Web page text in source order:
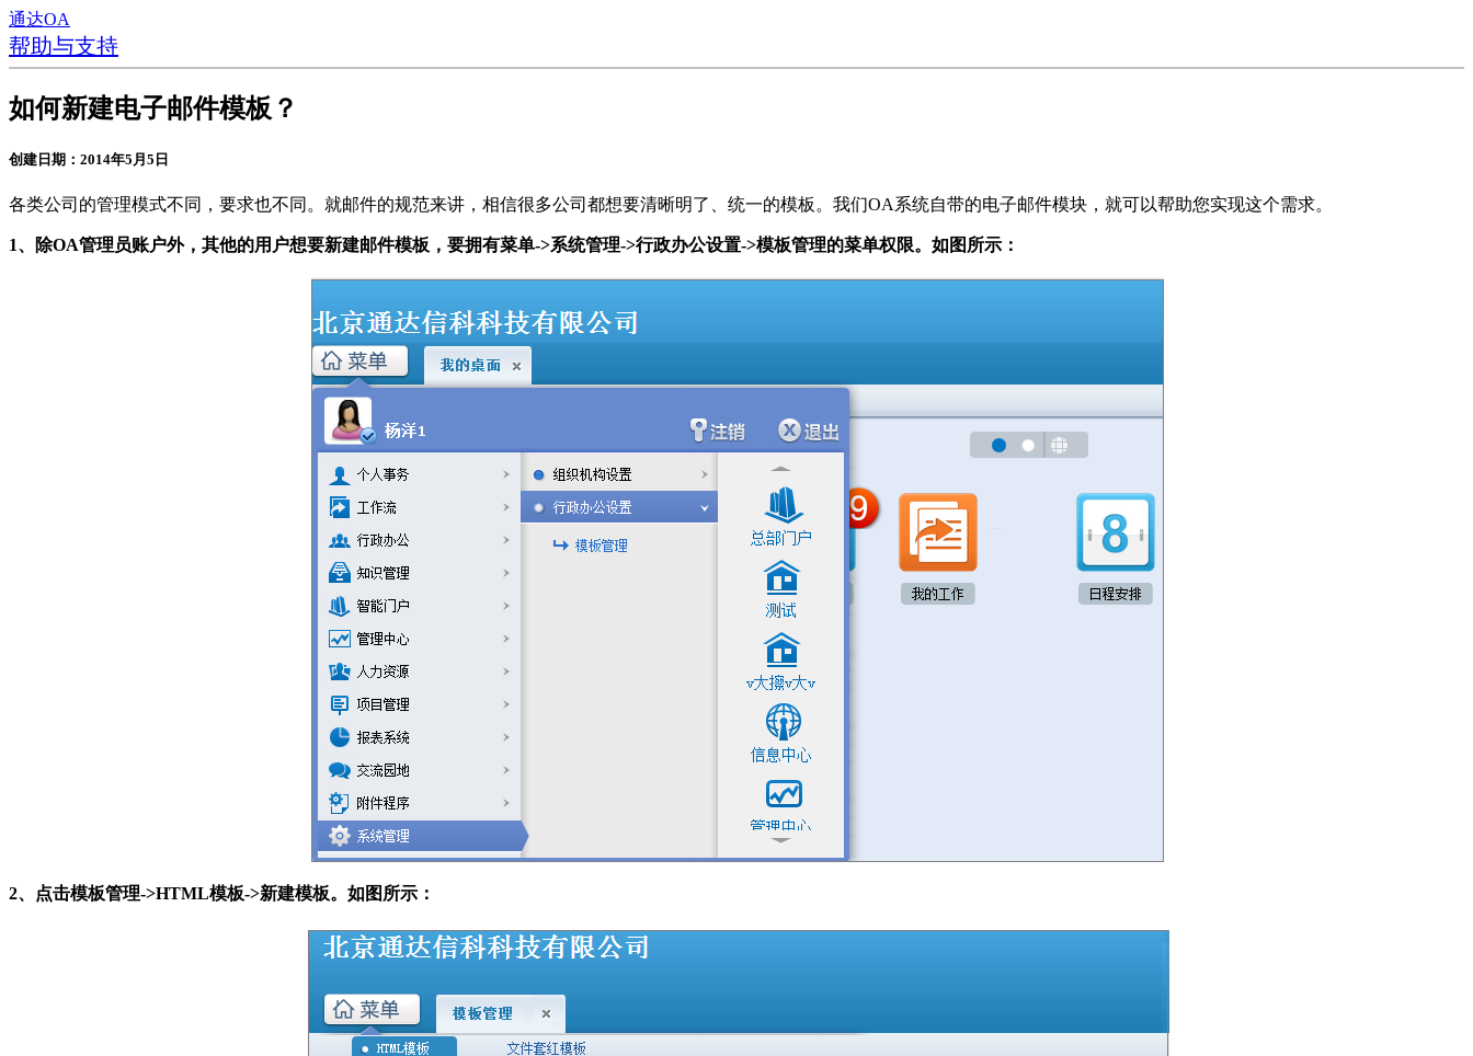
通达OA
帮助与支持
如何新建电子邮件模板？
创建日期：2014年5月5日
各类公司的管理模式不同，要求也不同。就邮件的规范来讲，相信很多公司都想要清晰明了、统一的模板。我们OA系统自带的电子邮件模块，就可以帮助您实现这个需求。
1、除OA管理员账户外，其他的用户想要新建邮件模板，要拥有菜单->系统管理->行政办公设置->模板管理的菜单权限。如图所示：
2、点击模板管理->HTML模板->新建模板。如图所示：